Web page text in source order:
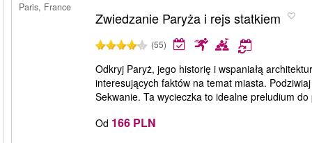
Paris, France
Zwiedzanie Paryża i rejs statkiem
(55)
Odkryj Paryż, jego historię i wspaniałą
interesujących faktów na temat miasta.
Sekwanie. Ta wycieczka to idealne preludium
Od 166 PLN